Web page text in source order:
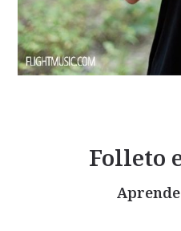
Folleto